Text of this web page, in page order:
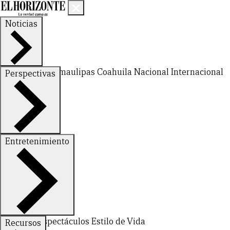
Noticias
Nuevo LeónTamaulipas Coahuila NacionalInternacional
Perspectivas
FinanzasOpinión
Entretenimiento
DeportesEspectáculos Estilo de Vida
Recursos